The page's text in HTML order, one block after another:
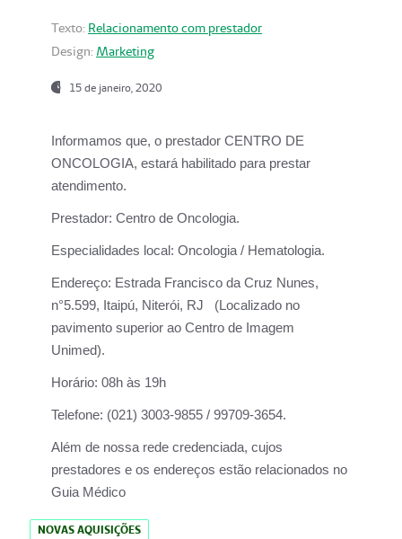
Texto: Relacionamento com prestador
Design: Marketing
15 de janeiro, 2020
Informamos que, o prestador CENTRO DE
ONCOLOGIA, estará habilitado para prestar
atendimento.
Prestador: Centro de Oncologia.
Especialidades local: Oncologia / Hematologia.
Endereço: Estrada Francisco da Cruz Nunes,
n°5.599, Itaipú, Niterói, RJ (Localizado no
pavimento superior ao Centro de Imagem
Unimed).
Horário: 08h às 19h
Telefone: (021) 3003-9855 / 99709-3654.
Além de nossa rede credenciada, cujos
prestadores e os endereços estão relacionados no
Guia Médico
NOVAS AQUISIÇÕES